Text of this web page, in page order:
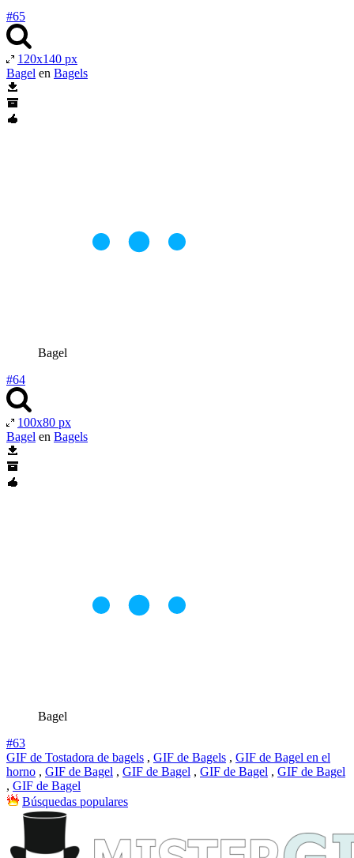
#65
120x140 px
Bagel en Bagels
Bagel
#64
100x80 px
Bagel en Bagels
Bagel
#63
GIF de Tostadora de bagels , GIF de Bagels , GIF de Bagel en el
horno , GIF de Bagel , GIF de Bagel , GIF de Bagel , GIF de Bagel
, GIF de Bagel
Búsquedas populares